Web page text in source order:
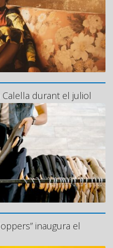
durant el juliol
inaugura el